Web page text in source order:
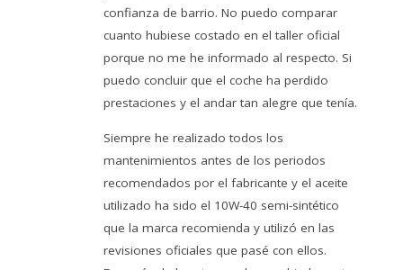
confianza de barrio. No puedo comparar
cuanto hubiese costado en el taller oficial
porque no me he informado al respecto. Si
puedo concluir que el coche ha perdido
prestaciones y el andar tan alegre que tenía.
Siempre he realizado todos los
mantenimientos antes de los periodos
recomendados por el fabricante y el aceite
utilizado ha sido el 10W-40 semi-sintético
que la marca recomienda y utilizó en las
revisiones oficiales que pasé con ellos.